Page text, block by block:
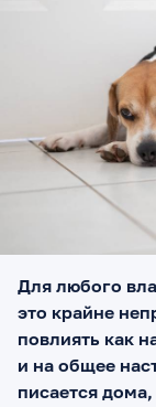
Для любого
это крайне
повлиять как
и на общее
писается